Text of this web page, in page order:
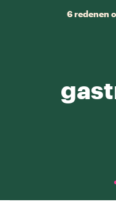
6 redenen